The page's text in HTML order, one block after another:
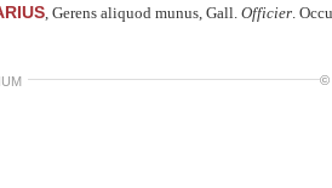
, Gerens aliquod munus, Gall. Officier.
©